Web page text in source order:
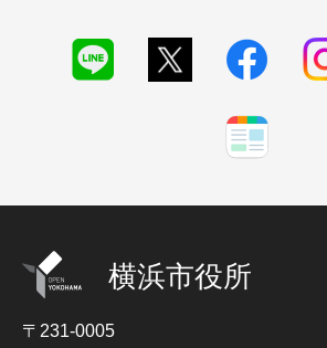
横浜市役所
〒231-0005